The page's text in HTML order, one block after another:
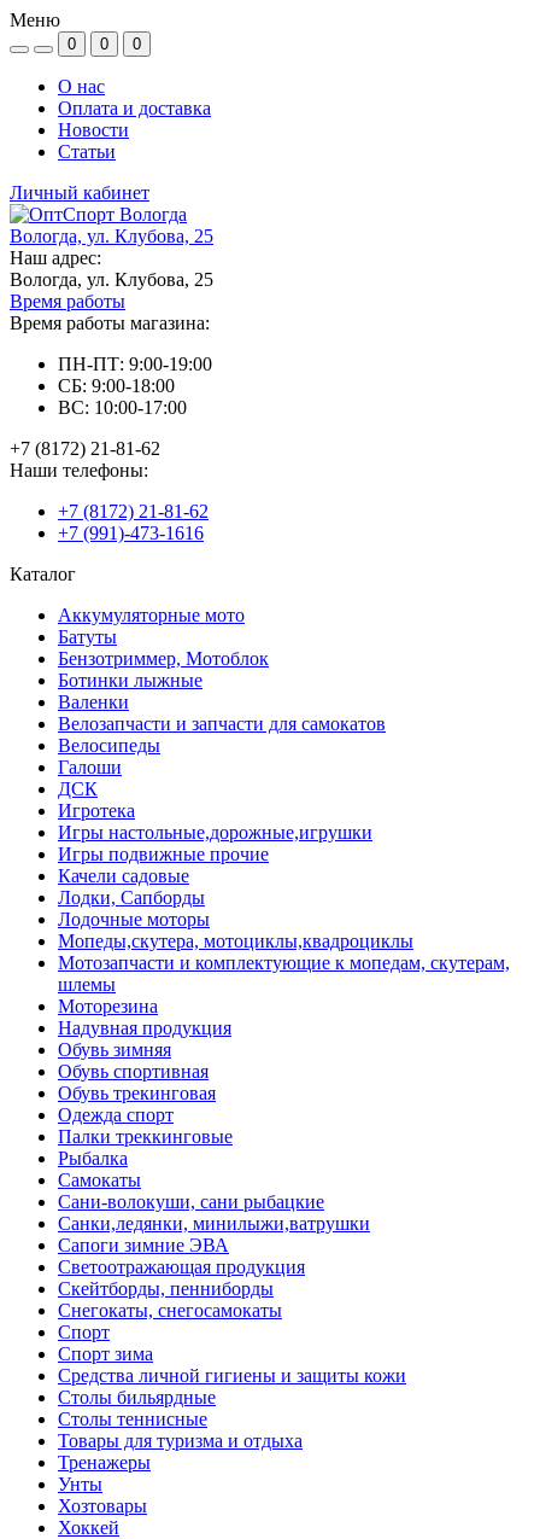
Меню
0 0 0
О нас
Оплата и доставка
Новости
Статьи
Личный кабинет
Вологда, ул. Клубова, 25
Наш адрес:
Вологда, ул. Клубова, 25
Время работы
Время работы магазина:
ПН-ПТ: 9:00-19:00
СБ: 9:00-18:00
ВС: 10:00-17:00
+7 (8172) 21-81-62
Наши телефоны:
+7 (8172) 21-81-62
+7 (991)-473-1616
Каталог
Аккумуляторные мото
Батуты
Бензотриммер, Мотоблок
Ботинки лыжные
Валенки
Велозапчасти и запчасти для самокатов
Велосипеды
Галоши
ДСК
Игротека
Игры настольные,дорожные,игрушки
Игры подвижные прочие
Качели садовые
Лодки, Сапборды
Лодочные моторы
Мопеды,скутера, мотоциклы,квадроциклы
Мотозапчасти и комплектующие к мопедам, скутерам,
шлемы
Моторезина
Надувная продукция
Обувь зимняя
Обувь спортивная
Обувь трекинговая
Одежда спорт
Палки треккинговые
Рыбалка
Самокаты
Сани-волокуши, сани рыбацкие
Санки,ледянки, минилыжи,ватрушки
Сапоги зимние ЭВА
Светоотражающая продукция
Скейтборды, пенниборды
Снегокаты, снегосамокаты
Спорт
Спорт зима
Средства личной гигиены и защиты кожи
Столы бильярдные
Столы теннисные
Товары для туризма и отдыха
Тренажеры
Унты
Хозтовары
Хоккей